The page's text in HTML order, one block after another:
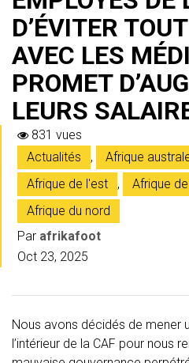
D’ÉVITER
AVEC LES
PROMET
LEURS
831 vues
Actualités
, Afrique
Afrique de l'est
, Afrique
Afrique du nord
Par afrikafoot
Oct 23, 2025
Nous avons décidés de mener
l’intérieur de la CAF pour nous